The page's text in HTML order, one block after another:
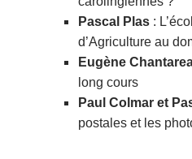
Pascal Plas :
d’Agriculture au
Eugène
long cours
Paul Colmar et
postales et les